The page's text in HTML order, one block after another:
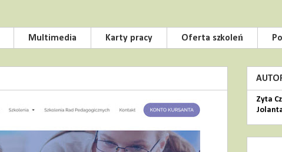
Multimedia Karty pracy Oferta szkoleń
Zyta